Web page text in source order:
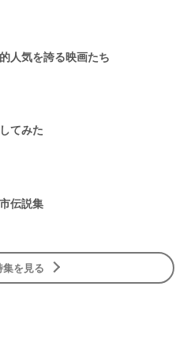
人気を誇る映画たち
てみた
伝説集
を見る